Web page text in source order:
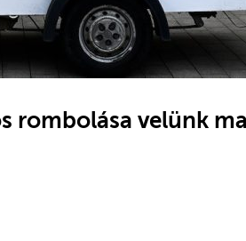
rombolása velünk